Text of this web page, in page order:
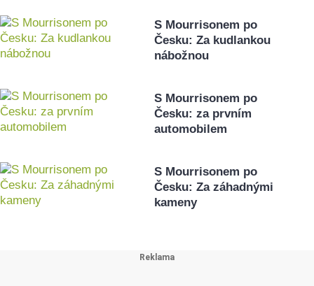
S Mourrisonem po
Česku: Za kudlankou
nábožnou
S Mourrisonem po
Česku: za prvním
automobilem
S Mourrisonem po
Česku: Za záhadnými
kameny